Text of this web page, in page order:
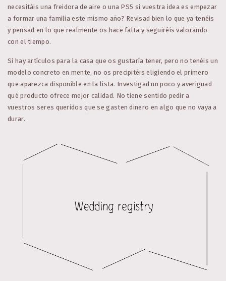
necesitáis una freidora de aire o una PS5 si vuestra idea es empezar
a formar una familia este mismo año? Revisad bien lo que ya tenéis
y pensad en lo que realmente os hace falta y seguiréis valorando
con el tiempo.
Si hay artículos para la casa que os gustaría tener, pero no tenéis un
modelo concreto en mente, no os precipitéis eligiendo el primero
que aparezca disponible en la lista. Investigad un poco y averiguad
qué producto ofrece mejor calidad. No tiene sentido pedir a
vuestros seres queridos que se gasten dinero en algo que no vaya a
durar.